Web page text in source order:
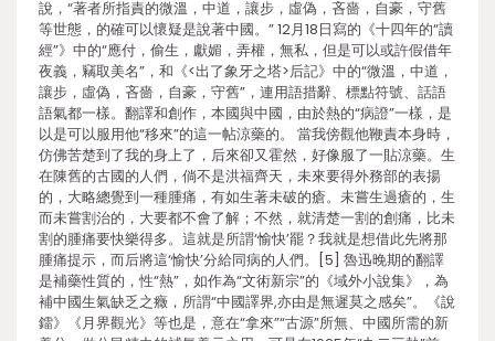
說，“著者所指責的微溫，中道，讓步，虛偽，吝嗇，自豪，守舊
等世態，的確可以懷疑是說著中國。” 12月18日寫的《十四年的“讀
經”》中的“應付，偷生，獻媚，弄權，無私，但是可以或許假借年
夜義，竊取美名”，和《<出了象牙之塔>后記》中的“微溫，中道，
讓步，虛偽，吝嗇，自豪，守舊”，連用語措辭、標點符號、話語
語氣都一樣。翻譯和創作，本國與中國，由於熱的“病證”一樣，是
以是可以服用他“移來”的這一帖涼藥的。 當我傍觀他鞭責本身時，
仿佛苦楚到了我的身上了，后來卻又霍然，好像服了一貼涼藥。生
在陳舊的古國的人們，倘不是洪福齊天，未來要得外務部的表揚
的，大略總覺到一種腫痛，有如生著未破的瘡。未嘗生過瘡的，生
而未嘗割治的，大要都不會了解；不然，就清楚一割的創痛，比未
割的腫痛要快樂得多。這就是所謂‘愉快’罷？我就是想借此先將那
腫痛提示，而后將這‘愉快’分給同病的人們。[5] 魯迅晚期的翻譯
是補藥性質的，性“熱”，如作為“文術新宗”的《域外小說集》，為
補中國生氣缺乏之癥，所謂“中國譯界,亦由是無遲莫之感矣”。《說
鐳》《月界觀光》等也是，意在“拿來”“古源”所無、中國所需的新